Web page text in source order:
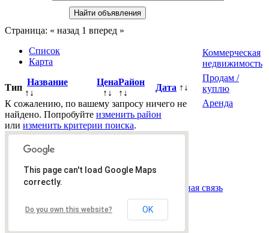
Страница: « назад 1 вперед »
Список
Карта
Тип
Название
↑↓
Цена
↑↓
Район
↑↓
Дата ↑↓
К сожалению, по вашему запросу ничего не
найдено. Попробуйте изменить район
или изменить критерии поиска.
This page can't load Google Maps
correctly.
Do you own this website? OK
Коммерческая
недвижимость
Продам /
куплю
Аренда
Всего 0 объявлений.
Страница: « назад 1 вперед »
Все рубрики
Подать объявление |
объявления|
Обратная связь
Недвижимость Киева и области